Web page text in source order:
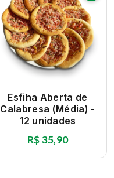
Esfiha Aberta de
Calabresa (Média) -
12 unidades
R$ 35,90